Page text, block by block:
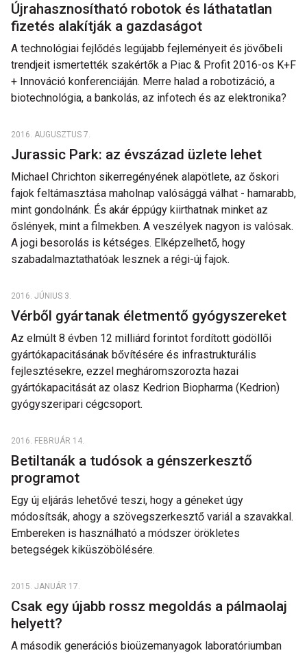
Újrahasznosítható robotok és láthatatlan
fizetés alakítják a gazdaságot
A technológiai fejlődés legújabb fejleményeit és jövőbeli
trendjeit ismertették szakértők a Piac & Profit 2016-os K+F
+ Innováció konferenciáján. Merre halad a robotizáció, a
biotechnológia, a bankolás, az infotech és az elektronika?
2016. AUGUSZTUS 7.
Jurassic Park: az évszázad üzlete lehet
Michael Chrichton sikerregényének alapötlete, az őskori
fajok feltámasztása maholnap valósággá válhat - hamarabb,
mint gondolnánk. És akár éppúgy kiirthatnak minket az
őslények, mint a filmekben. A veszélyek nagyon is valósak.
A jogi besorolás is kétséges. Elképzelhető, hogy
szabadalmaztathatóak lesznek a régi-új fajok.
2016. JÚNIUS 3.
Vérből gyártanak életmentő gyógyszereket
Az elmúlt 8 évben 12 milliárd forintot fordított gödöllői
gyártókapacitásának bővítésére és infrastrukturális
fejlesztésekre, ezzel megháromszorozta hazai
gyártókapacitását az olasz Kedrion Biopharma (Kedrion)
gyógyszeripari cégcsoport.
2016. FEBRUÁR 14.
Betiltanák a tudósok a génszerkesztő
programot
Egy új eljárás lehetővé teszi, hogy a géneket úgy
módosítsák, ahogy a szövegszerkesztő variál a szavakkal.
Embereken is használható a módszer örökletes
betegségek kiküszöbölésére.
2015. JANUÁR 17.
Csak egy újabb rossz megoldás a pálmaolaj
helyett?
A második generációs bioüzemanyagok laboratóriumban